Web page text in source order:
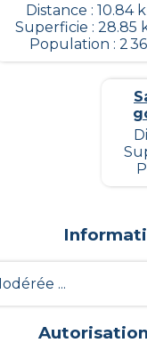
Distance : 10.84
Superficie : 28.85
Population : 2
...